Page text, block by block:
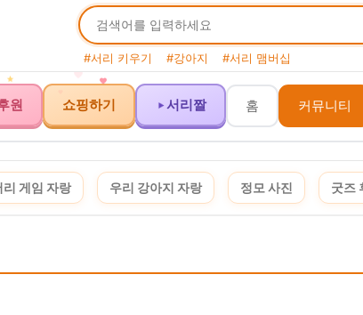
#서리 키우기 #강아지 #서리 맴버십
원 쇼핑하기 서리짤 홈 커뮤니티
리 게임 자랑 우리 강아지 자랑 정모 사진 굿즈
이 포스팅은 쿠팡 파트너스 활동의 일환으로, 이